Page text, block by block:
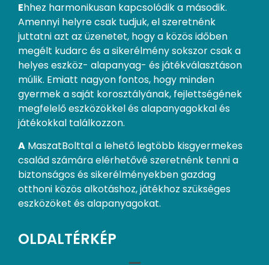
Ehhez harmonikusan kapcsolódik a második.
Amennyi helyre csak tudjuk, el szeretnénk
juttatni azt az üzenetet, hogy a közös időben
megélt kudarc és a sikerélmény sokszor csak a
helyes eszköz- alapanyag- és játékválasztáson
múlik. Emiatt nagyon fontos, hogy minden
gyermek a saját korosztályának, fejlettségének
megfelelő eszközökkel és alapanyagokkal és
játékokkal találkozzon.
A MaszatBolttal a lehető legtöbb kisgyermekes
család számára elérhetővé szeretnénk tenni a
biztonságos és sikerélményekben gazdag
otthoni közös alkotáshoz, játékhoz szükséges
eszközöket és alapanyagokat.
OLDALTÉRKÉP